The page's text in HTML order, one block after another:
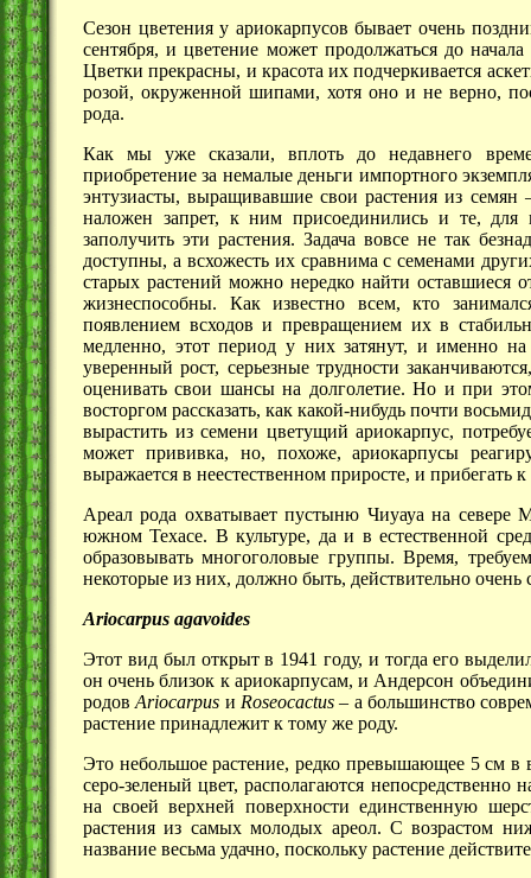
Сезон цветения у ариокарпусов бывает очень
сентября, и цветение может продолжаться до
Цветки прекрасны, и красота их подчеркивается
розой, окруженной шипами, хотя оно и не верно,
рода.
Как мы уже сказали, вплоть до недавнего
приобретение за немалые деньги импортного
энтузиасты, выращивавшие свои растения из
наложен запрет, к ним присоединились и те, для
заполучить эти растения. Задача вовсе не так
доступны, а всхожесть их сравнима с семенами
старых растений можно нередко найти оставшиеся
жизнеспособны. Как известно всем, кто
появлением всходов и превращением их в
медленно, этот период у них затянут, и именно
уверенный рост, серьезные трудности
оценивать свои шансы на долголетие. Но и при
восторгом рассказать, как какой-нибудь почти
вырастить из семени цветущий ариокарпус,
может прививка, но, похоже, ариокарпусы
выражается в неестественном приросте, и прибегать
Ареал рода охватывает пустыню Чиуауа на севере
южном Техасе. В культуре, да и в естественной
образовывать многоголовые группы. Время,
некоторые из них, должно быть, действительно очень
Ariocarpus agavoides
Этот вид был открыт в 1941 году, и тогда его
он очень близок к ариокарпусам, и Андерсон
родовAriocarpus иRoseocactus – а большинство
растение принадлежит к тому же роду.
Это небольшое растение, редко превышающее 5 см
серо-зеленый цвет, располагаются
на своей верхней поверхности единственную
растения из самых молодых ареол. С возрастом
название весьма удачно, поскольку растение